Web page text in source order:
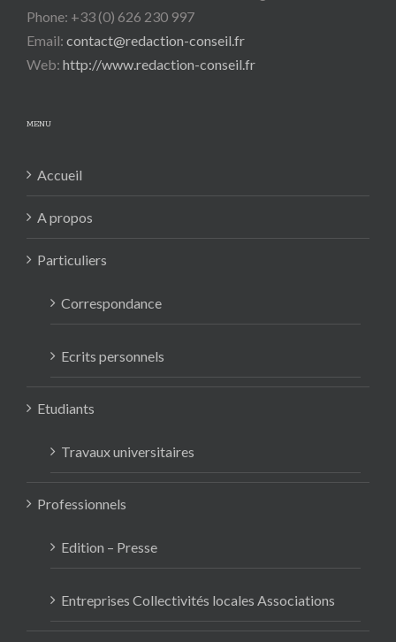
Phone: +33 (0) 626 230 997
Email: contact@redaction-conseil.fr
Web: http://www.redaction-conseil.fr
MENU
Accueil
A propos
Particuliers
Correspondance
Ecrits personnels
Etudiants
Travaux universitaires
Professionnels
Edition – Presse
Entreprises Collectivités locales Associations